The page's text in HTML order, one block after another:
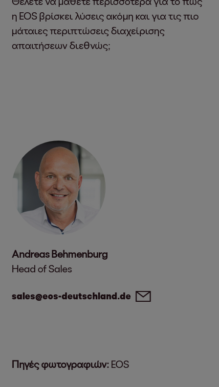
η EOS βρίσκει λύσεις ακόμη και για τις πιο
μάταιες περιπτώσεις διαχείρισης
απαιτήσεων διεθνώς;
Andreas Behmenburg
Head of Sales
sales@eos-deutschland.de
Πηγές φωτογραφιών: EOS